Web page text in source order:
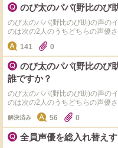
のび太のパパ(野比のび
のび太のパパ(野比のび助)の声の
のは次の2人のうちどちらの声優さんですか？ ①加藤正
(野比のび助)役を1979年から
び太のパパ(野比のび助)役を降板。 ②中庸助さん 1992年から加藤正之さんに
代わり、のび太のパパ(野比のび
ん」で共演していたドラえもん役
に降板を申し入れたことがきっか
結果的に製作スタッフ陣と声優陣
式にドラえもんの声優全員交代が
ん役の大山のぶ代さん、のび太役
と同じタイミングで中庸助さん
決定。 2005年3月いっぱいで
のび助)役降板。 ③松本保典さん 2005年から中庸助さんに代わり3代目のび太
のパパ(野比のび助)役の声優に就
141 0
のび太のパパ(野比のび
誰ですか？
のび太のパパ(野比のび助)の声の
のは次の2人のうちどちらの声優さんですか？ ①加藤正
(野比のび助)役を1979年から
び太のパパ(野比のび助)役を降板。 ②中庸助さん 1992年から加藤正之に代わ
り、のび太のパパ(野比のび助)役
共演していたドラえもん役・大山
解決済み 56 0
全員声優を総入れ替え